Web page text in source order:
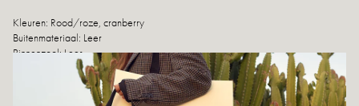
Kleuren: Rood/roze, cranberry
Buitenmateriaal: Leer
Binnenzool: Leer
Buitenzool: Leer
Hakhoogte: 10 cm
Hoogte van de schaal: 2,5 cm